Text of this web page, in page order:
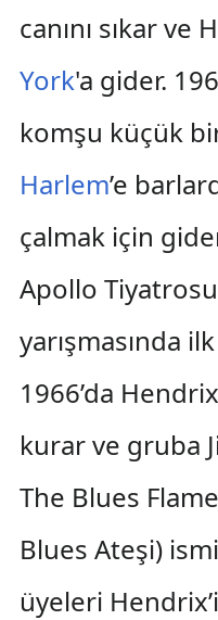
canını sıkar ve
York'a gider.
komşu küçük
Harlem’e
çalmak için
Apollo
yarışmasında
1966’da
kurar ve gruba
The Blues
Blues Ateşi)
üyeleri